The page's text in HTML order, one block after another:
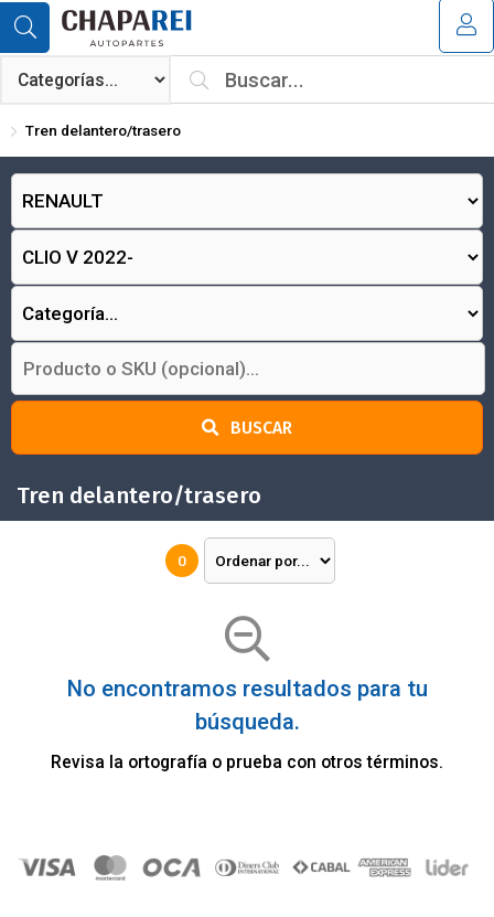
¿Tienes cupón de descuento?
Tren delantero/trasero
BUSCAR
Tren delantero/trasero
0
No encontramos resultados para tu
búsqueda.
Revisa la ortografía o prueba con otros términos.